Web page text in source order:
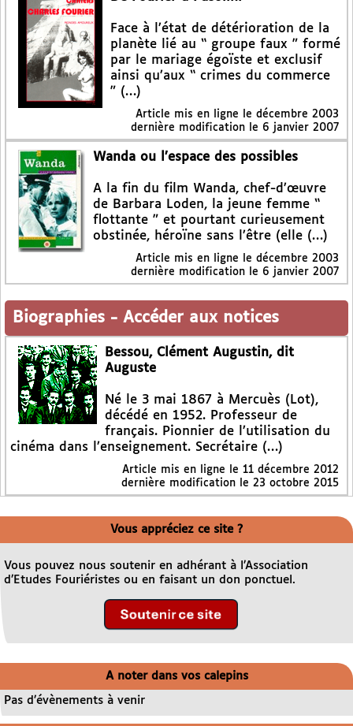
Face à l’état de détérioration de la
planète lié au “ groupe faux ” formé
par le mariage égoïste et exclusif
ainsi qu’aux “ crimes du commerce
” (…)
Article mis en ligne le décembre 2003
dernière modification le 6 janvier 2007
Wanda ou l’espace des possibles
A la fin du film Wanda, chef-d’œuvre
de Barbara Loden, la jeune femme “
flottante ” et pourtant curieusement
obstinée, héroïne sans l’être (elle (…)
Article mis en ligne le décembre 2003
dernière modification le 6 janvier 2007
Biographies - Accéder aux notices
Bessou, Clément Augustin, dit
Auguste
Né le 3 mai 1867 à Mercuès (Lot),
décédé en 1952. Professeur de
français. Pionnier de l’utilisation du
cinéma dans l’enseignement. Secrétaire (…)
Article mis en ligne le 11 décembre 2012
dernière modification le 23 octobre 2015
Vous appréciez ce site ?
Vous pouvez nous soutenir en adhérant à l’Association
d’Etudes Fouriéristes ou en faisant un don ponctuel.
A noter dans vos calepins
Pas d’évènements à venir